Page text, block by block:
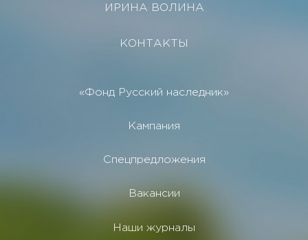
ИРИНА ВОЛИНА
КОНТАКТЫ
«Фонд Русский наследник»
Кампания
Спецпредложения
Вакансии
Наши журналы